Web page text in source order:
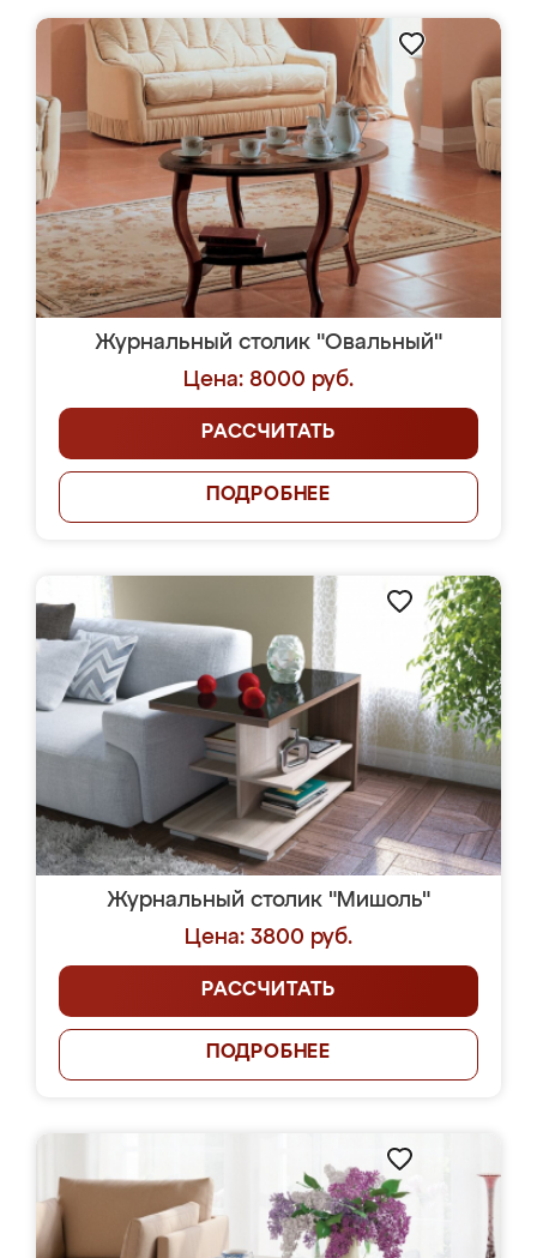
Журнальный столик "Овальный"
Цена: 8000 руб.
РАССЧИТАТЬ
ПОДРОБНЕЕ
Журнальный столик "Мишоль"
Цена: 3800 руб.
РАССЧИТАТЬ
ПОДРОБНЕЕ